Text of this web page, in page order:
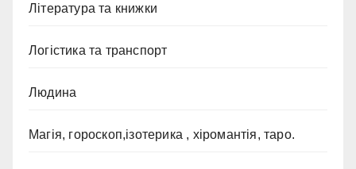
Література та книжки
Логістика та транспорт
Людина
Магія, гороскоп,ізотерика , хіромантія, таро.